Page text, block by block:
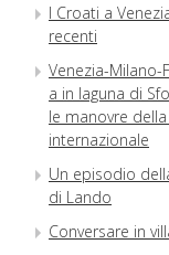
I Croati a
recenti
Venezia-Milano-
a in laguna di
le manovre
internazionale
Un episodio
di Lando
Conversare in